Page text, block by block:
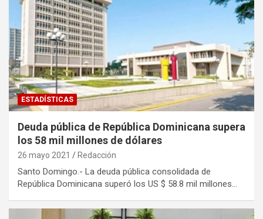
ESTADÍSTICAS
Deuda pública de República Dominicana supera
los 58 mil millones de dólares
26 mayo 2021 Redacción
Santo Domingo.- La deuda pública consolidada de
República Dominicana superó los US $ 58.8 mil millones…